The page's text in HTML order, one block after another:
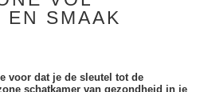
SMAAK
voor dat je de sleutel tot de
schatkamer van gezondheid in je